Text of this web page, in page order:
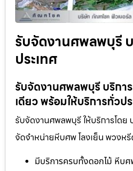
รับจัดงานศพลพบุรี
ประเทศ
รับจัดงานศพลพบุรี บริกา
เดียว พร้อมให้บริการทั่วป
รับจัดงานศพลพบุรี ให้บริการโด
จัดจำหน่ายหีบศพ โลงเย็น พวงหรี
มีบริการครบทั้งดอกไม้ หีบ